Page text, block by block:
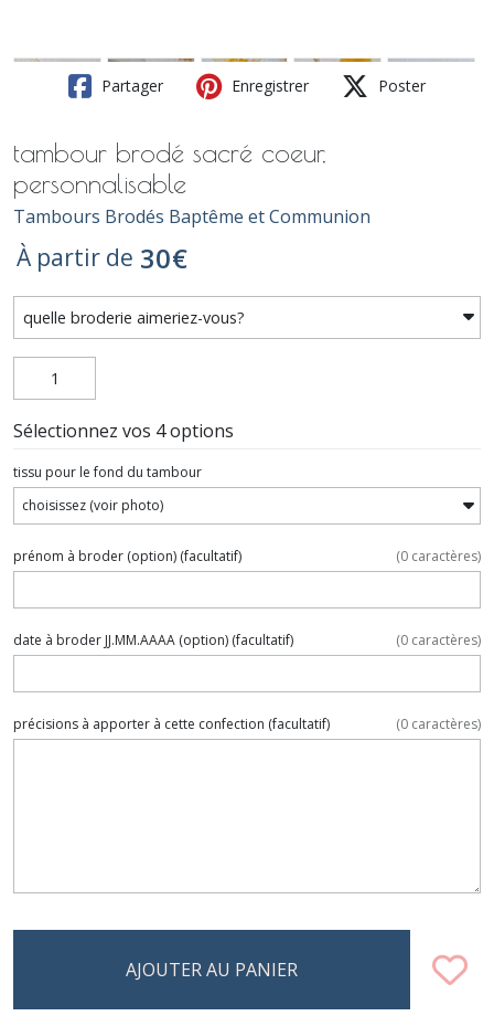
Partager Enregistrer Poster
tambour brodé sacré coeur,
personnalisable
Tambours Brodés Baptême et Communion
À partir de 30€
Sélectionnez vos 4 options
tissu pour le fond du tambour
prénom à broder (option) (facultatif) (0 caractères)
date à broder JJ.MM.AAAA (option) (facultatif) (0 caractères)
précisions à apporter à cette confection (facultatif) (0 caractères)
AJOUTER AU PANIER